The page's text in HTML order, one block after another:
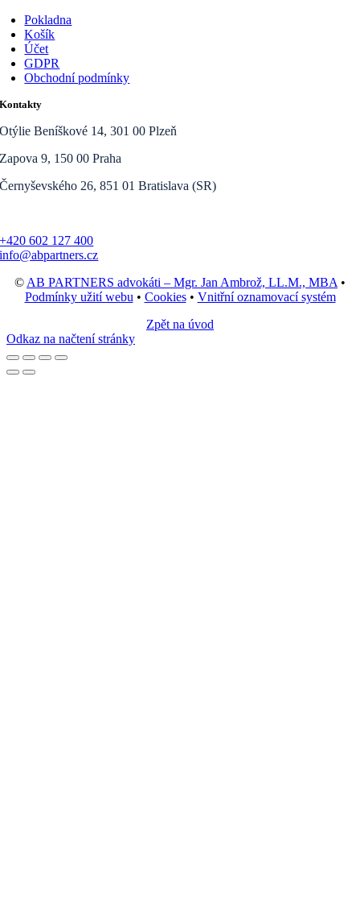
Pokladna
Košík
Účet
GDPR
Obchodní podmínky
Kontakty
Otýlie Beníškové 14, 301 00 Plzeň
Zapova 9, 150 00 Praha
Černyševského 26, 851 01 Bratislava (SR)
+420 602 127 400
info@abpartners.cz
© AB PARTNERS advokáti – Mgr. Jan Ambrož, LL.M., MBA •
Podmínky užití webu • Cookies• Vnitřní oznamovací systém
Zpět na úvod
Odkaz na načtení stránky